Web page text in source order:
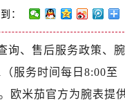
室（需提前预约）
约）
预约）
：
询、售后服务政策、腕
服务时间每日8:00至
欧米茄官方为腕表提